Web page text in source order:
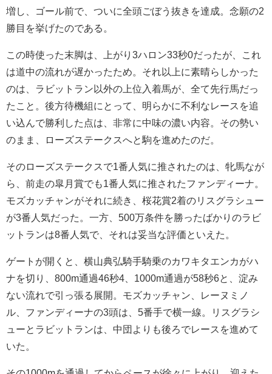
増し、ゴール前で、ついに全頭ごぼう抜きを達成。念願の2
勝目を挙げたのである。
この時使った末脚は、上がり3ハロン33秒0だったが、これ
は道中の流れが遅かったため。それ以上に素晴らしかった
のは、ラビットラン以外の上位入着馬が、全て先行馬だっ
たこと。後方待機組にとって、明らかに不利なレースを追
い込んで勝利した点は、非常に中味の濃い内容。その勢い
のまま、ローズステークスへと駒を進めたのだ。
そのローズステークスで1番人気に推されたのは、牝馬なが
ら、前走の皐月賞でも1番人気に推されたファンディーナ。
モズカッチャンがそれに続き、桜花賞2着のリスグラシュー
が3番人気だった。一方、500万条件を勝ったばかりのラビ
ットランは8番人気で、それは妥当な評価といえた。
ゲートが開くと、横山典弘騎手騎乗のカワキタエンカがハ
ナを切り、800m通過46秒4、1000m通過が58秒6と、淀み
ない流れで引っ張る展開。モズカッチャン、レーヌミノ
ル、ファンディーナの3頭は、5番手で横一線。リスグラシ
ューとラビットランは、中団よりも後ろでレースを進めて
いた。